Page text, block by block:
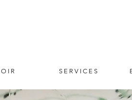
I R S E R V I C E S